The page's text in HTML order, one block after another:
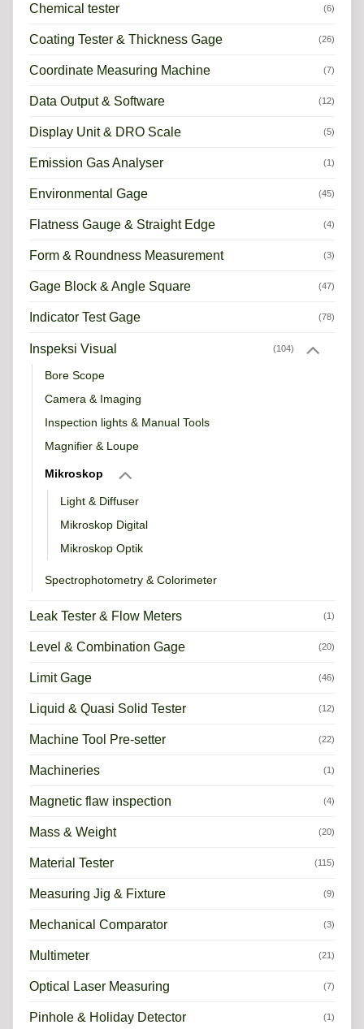
Chemical tester (6)
Coating Tester & Thickness Gage (26)
Coordinate Measuring Machine (7)
Data Output & Software (12)
Display Unit & DRO Scale (5)
Emission Gas Analyser (1)
Environmental Gage (45)
Flatness Gauge & Straight Edge (4)
Form & Roundness Measurement (3)
Gage Block & Angle Square (47)
Indicator Test Gage (78)
Inspeksi Visual (104)
Bore Scope
Camera & Imaging
Inspection lights & Manual Tools
Magnifier & Loupe
Mikroskop
Light & Diffuser
Mikroskop Digital
Mikroskop Optik
Spectrophotometry & Colorimeter
Leak Tester & Flow Meters (1)
Level & Combination Gage (20)
Limit Gage (46)
Liquid & Quasi Solid Tester (12)
Machine Tool Pre-setter (22)
Machineries (1)
Magnetic flaw inspection (4)
Mass & Weight (20)
Material Tester (115)
Measuring Jig & Fixture (9)
Mechanical Comparator (3)
Multimeter (21)
Optical Laser Measuring (7)
Pinhole & Holiday Detector (1)